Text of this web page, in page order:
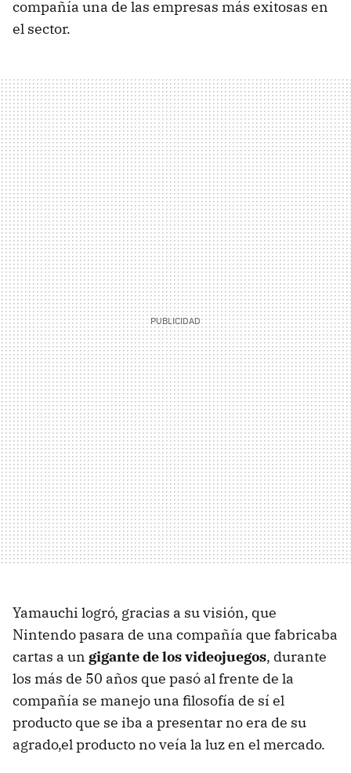
compañía una de las empresas más exitosas en
el sector.
Yamauchi logró, gracias a su visión, que
Nintendo pasara de una compañía que fabricaba
cartas a un gigante de los videojuegos, durante
los más de 50 años que pasó al frente de la
compañía se manejo una filosofía de sí el
producto que se iba a presentar no era de su
agrado,el producto no veía la luz en el mercado.